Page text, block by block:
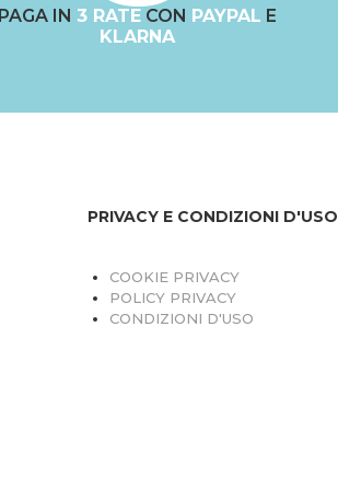
PAGA IN 3 RATE CON PAYPAL E
KLARNA
PRIVACY E CONDIZIONI D'USO
COOKIE PRIVACY
POLICY PRIVACY
CONDIZIONI D'USO